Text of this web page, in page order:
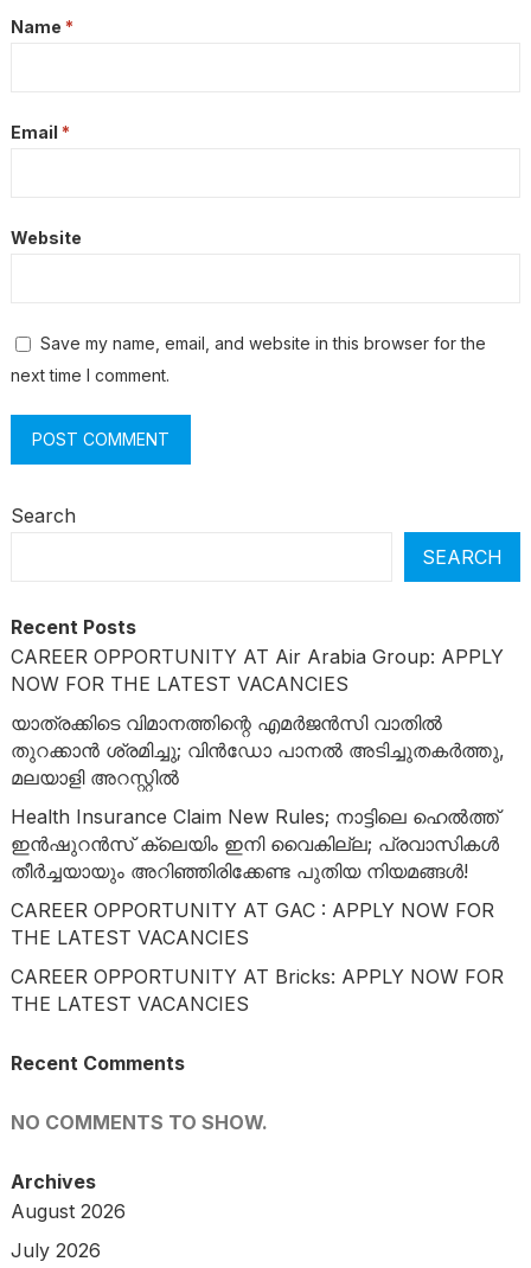
Name *
Email *
Website
Save my name, email, and website in this browser for the
next time I comment.
Search
SEARCH
Recent Posts
CAREER OPPORTUNITY AT Air Arabia Group: APPLY
NOW FOR THE LATEST VACANCIES
യാത്രക്കിടെ വിമാനത്തിന്റെ എമർജൻസി വാതിൽ
തുറക്കാൻ ശ്രമിച്ചു; വിൻഡോ പാനൽ അടിച്ചുതകർത്തു,
മലയാളി അറസ്റ്റിൽ
Health Insurance Claim New Rules; നാട്ടിലെ ഹെൽത്ത്
ഇൻഷുറൻസ് ക്ലെയിം ഇനി വൈകില്ല; പ്രവാസികൾ
തീർച്ചയായും അറിഞ്ഞിരിക്കേണ്ട പുതിയ നിയമങ്ങൾ!
CAREER OPPORTUNITY AT GAC : APPLY NOW FOR
THE LATEST VACANCIES
CAREER OPPORTUNITY AT Bricks: APPLY NOW FOR
THE LATEST VACANCIES
Recent Comments
NO COMMENTS TO SHOW.
Archives
August 2026
July 2026